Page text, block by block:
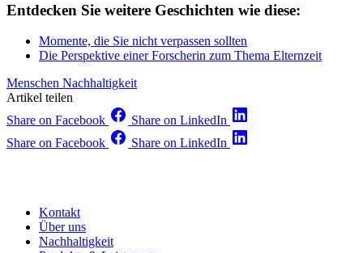
Entdecken Sie weitere Geschichten wie diese:
Momente, die Sie nicht verpassen sollten
Die Perspektive einer Forscherin zum Thema Elternzeit
Menschen Nachhaltigkeit
Artikel teilen
Share on Facebook
Share on LinkedIn
Share on Facebook
Share on LinkedIn
Kontakt
Über uns
Nachhaltigkeit